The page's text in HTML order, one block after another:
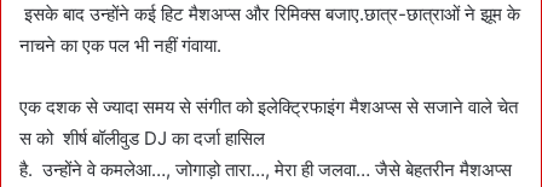
इसके बाद उन्होंने कई हिट मैशअप्स और रिमिक्स बजाए.छात्र-छात्राओं ने झूम के
नाचने का एक पल भी नहीं गंवाया.
एक दशक से ज्यादा समय से संगीत को इलेक्ट्रिफाइंग मैशअप्स से सजाने वाले चेत
स को शीर्ष बॉलीवुड DJ का दर्जा हासिल
है. उन्होंने वे कमलेआ…, जोगाड़ो तारा…, मेरा ही जलवा… जैसे बेहतरीन मैशअप्स